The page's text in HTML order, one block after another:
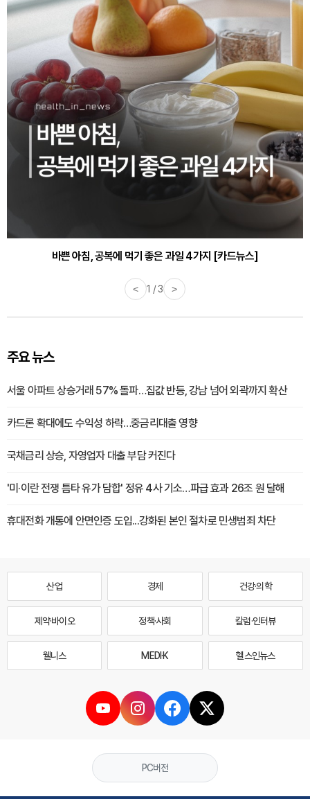
바쁜 아침, 공복에 먹기 좋은 과일 4가지 [카드뉴스]
< 1 / 3 >
주요 뉴스
서울 아파트 상승거래 57% 돌파…집값 반등, 강남 넘어 외곽까지 확산
카드론 확대에도 수익성 하락…중금리대출 영향
국채금리 상승, 자영업자 대출 부담 커진다
'미·이란 전쟁 틈타 유가 담합' 정유 4사 기소…파급 효과 26조 원 달해
휴대전화 개통에 안면인증 도입...강화된 본인 절차로 민생범죄 차단
산업 경제 건강·의학
제약·바이오 정책·사회 칼럼·인터뷰
웰니스 MEDI·K 헬스인뉴스
PC버전